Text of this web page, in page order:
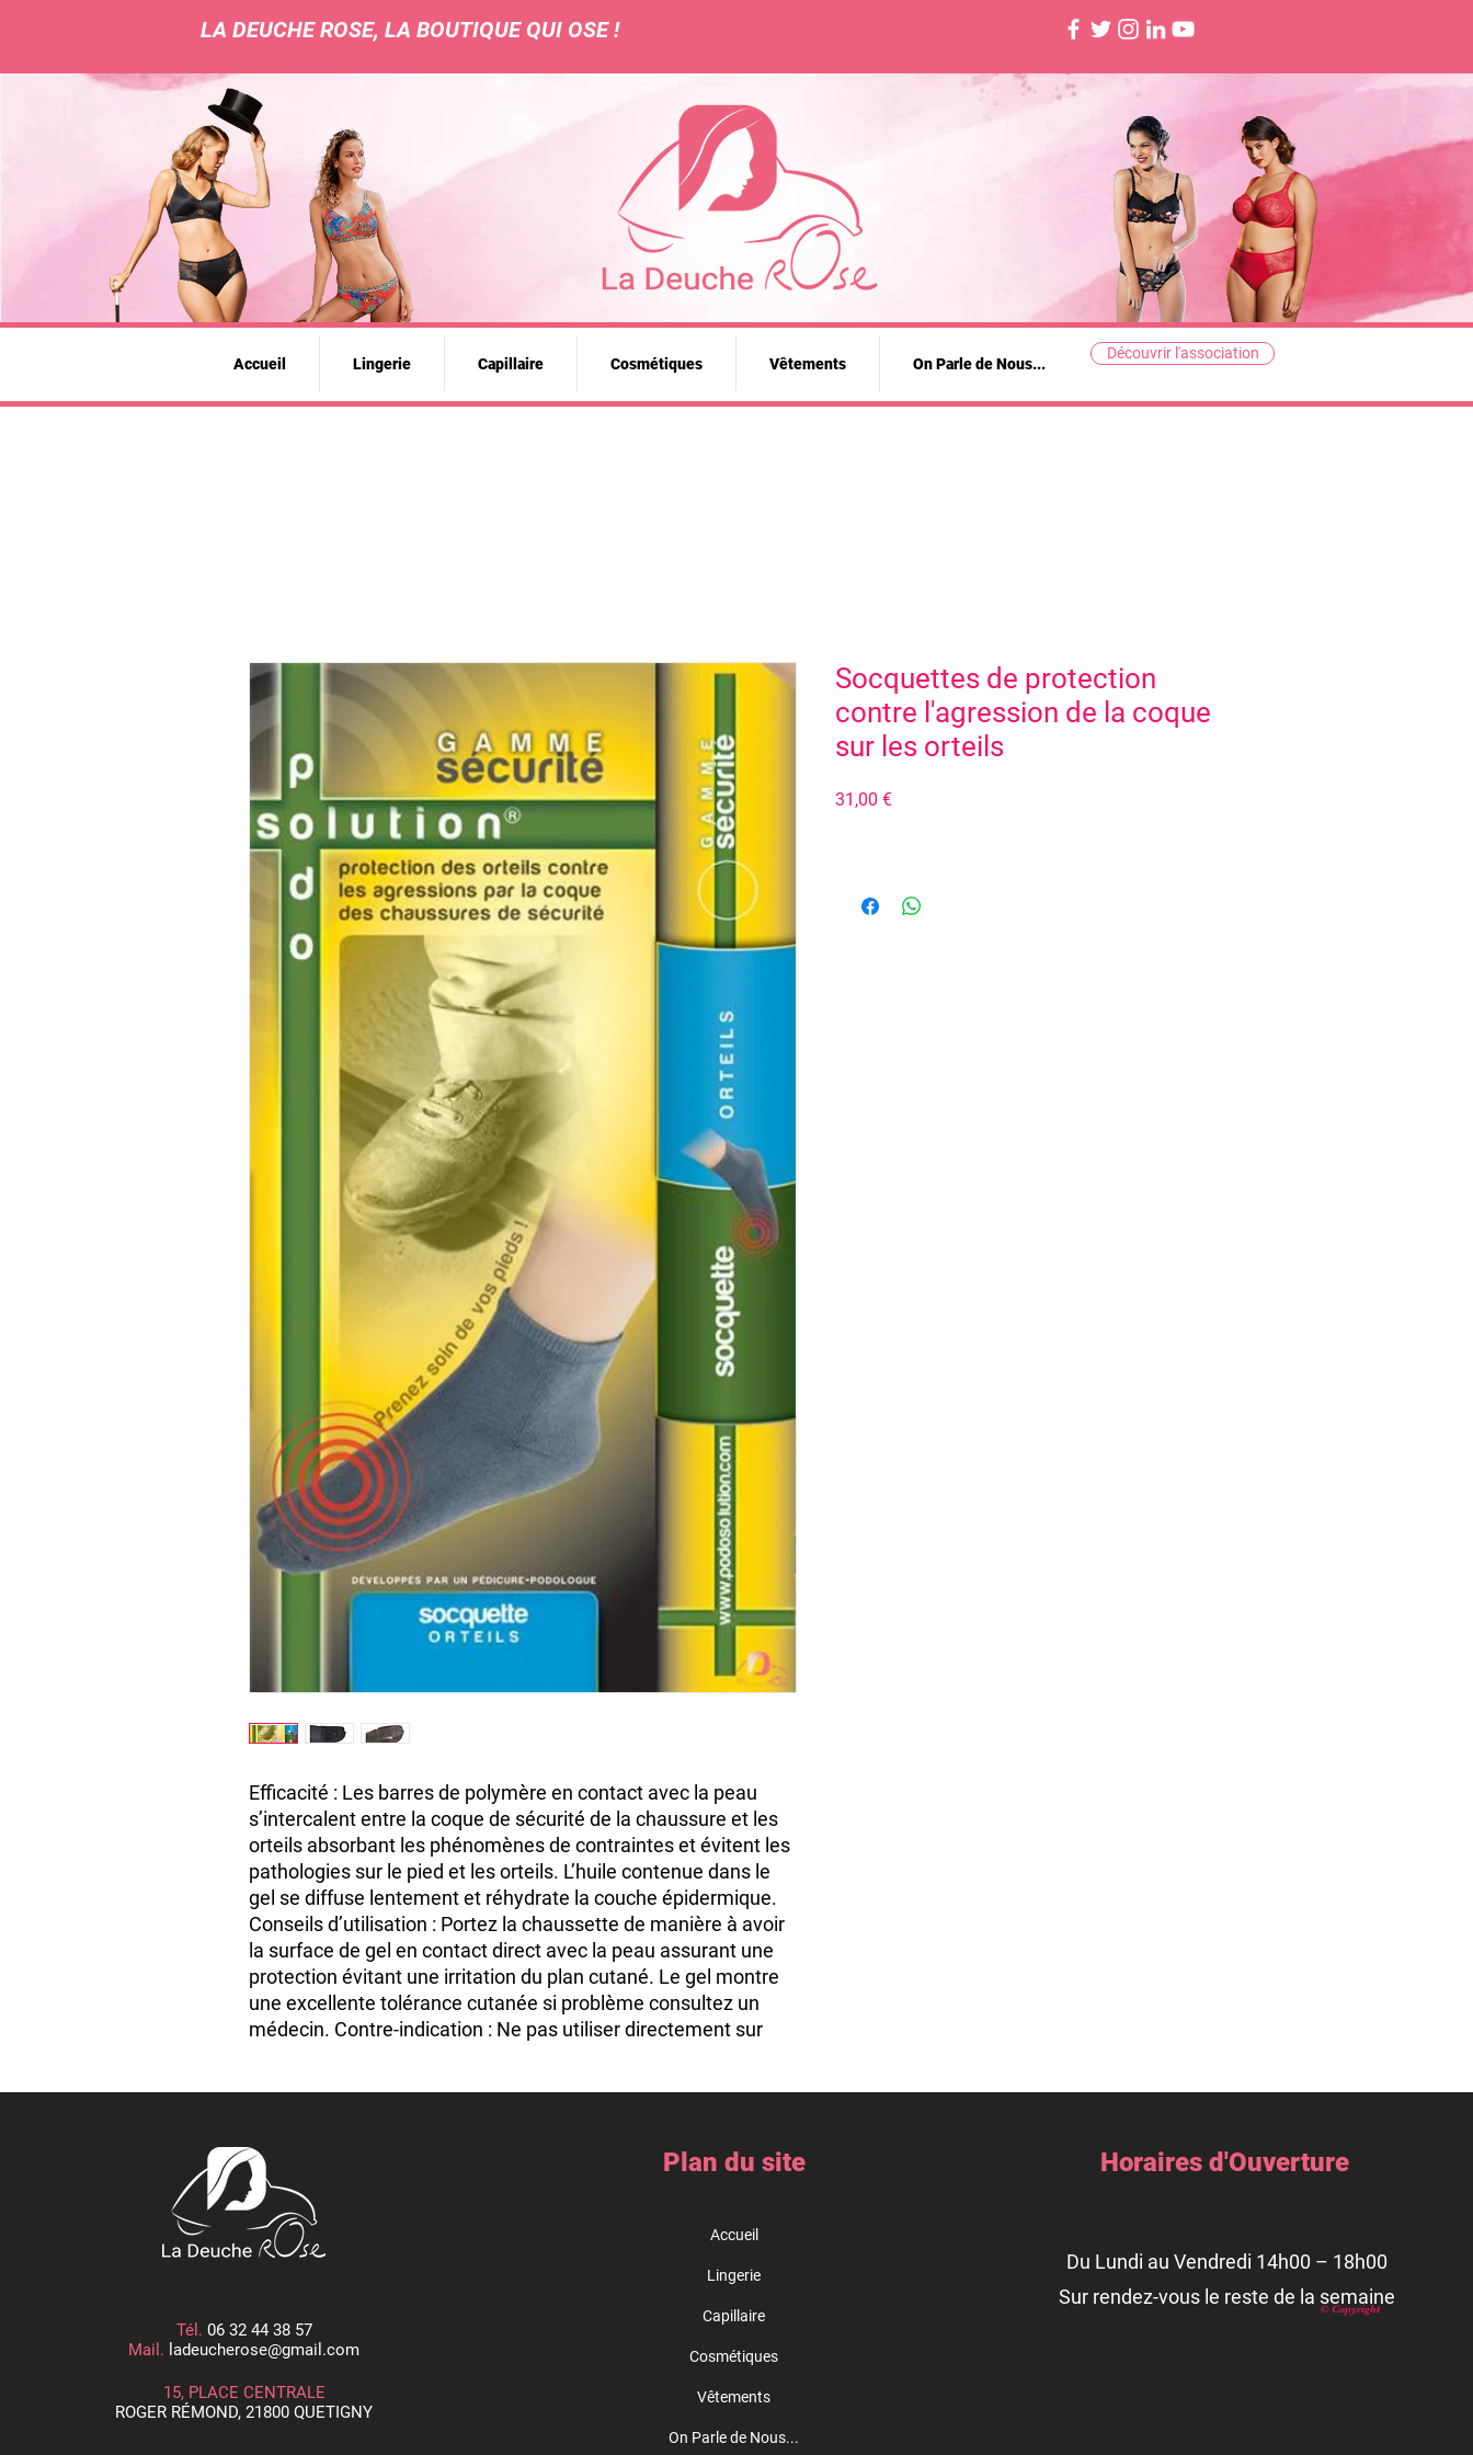
LA DEUCHE ROSE, LA BOUTIQUE QUI OSE !
Accueil Lingerie Capillaire Cosmétiques Vêtements On Parle de Nous...
Découvrir l'association
Efficacité : Les barres de polymère en contact avec la peau
s’intercalent entre la coque de sécurité de la chaussure et les
orteils absorbant les phénomènes de contraintes et évitent les
pathologies sur le pied et les orteils. L’huile contenue dans le
gel se diffuse lentement et réhydrate la couche épidermique.
Conseils d’utilisation : Portez la chaussette de manière à avoir
la surface de gel en contact direct avec la peau assurant une
protection évitant une irritation du plan cutané. Le gel montre
une excellente tolérance cutanée si problème consultez un
médecin. Contre-indication : Ne pas utiliser directement sur
Socquettes de protection
contre l'agression de la coque
sur les orteils
31,00 €Prix
Tél. 06 32 44 38 57
Mail. ladeucherose@gmail.com
15, PLACE CENTRALE
ROGER RÉMOND, 21800 QUETIGNY
Plan du site
Accueil
Lingerie
Capillaire
Cosmétiques
Vêtements
On Parle de Nous...
Horaires d'Ouverture
Du Lundi au Vendredi 14h00 – 18h00
Sur rendez-vous le reste de la semaine
© Copyright